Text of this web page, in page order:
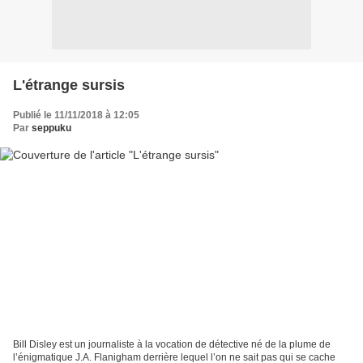
L'étrange sursis
Publié le 11/11/2018 à 12:05
Par seppuku
Bill Disley est un journaliste à la vocation de détective né de la plume de
l’énigmatique J.A. Flanigham derrière lequel l’on ne sait pas qui se cache